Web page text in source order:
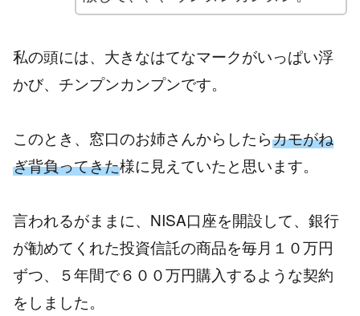
私の頭には、大きなはてなマークがいっぱい浮
かび、チンプンカンプンです。
このとき、窓口のお姉さんからしたらカモがね
ぎ背負ってきた様に見えていたと思います。
言われるがままに、NISA口座を開設して、銀行
が勧めてくれた投資信託の商品を毎月１０万円
ずつ、５年間で６００万円購入するような契約
をしました。